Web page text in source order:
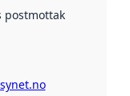
postmottak